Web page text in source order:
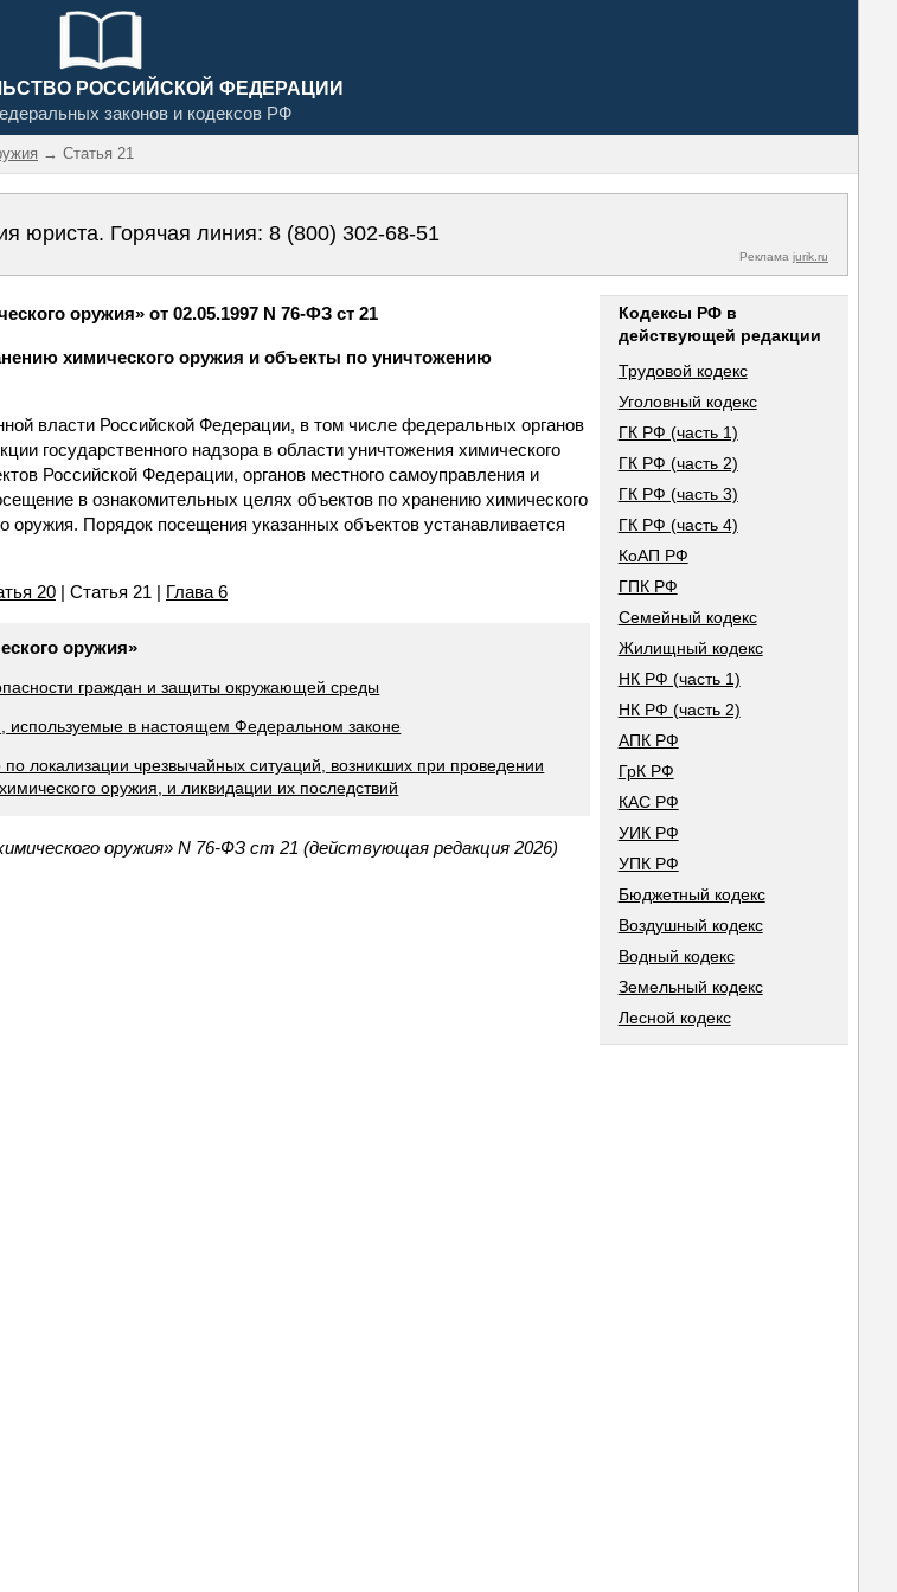
РОССИЙСКОЙ ФЕДЕРАЦИИ
законов и кодексов РФ
→ Статья 21
юриста. Горячая линия: 8 (800) 302-68-51
Реклама jurik.ru
оружия» от 02.05.1997 N 76-ФЗ ст 21
химического оружия и объекты по уничтожению
власти Российской Федерации, в том числе федеральных органов
государственного надзора в области уничтожения химического
Российской Федерации, органов местного самоуправления и
в ознакомительных целях объектов по хранению химического
оружия. Порядок посещения указанных объектов устанавливается
20| Статья 21 | Глава 6
оружия»
граждан и защиты окружающей среды
используемые в настоящем Федеральном законе
локализации чрезвычайных ситуаций, возникших при проведении
оружия, и ликвидации их последствий
оружия» N 76-ФЗ ст 21 (действующая редакция 2026)
Кодексы РФ в
действующей редакции
Трудовой кодекс
Уголовный кодекс
ГК РФ (часть 1)
ГК РФ (часть 2)
ГК РФ (часть 3)
ГК РФ (часть 4)
КоАП РФ
ГПК РФ
Семейный кодекс
Жилищный кодекс
НК РФ (часть 1)
НК РФ (часть 2)
АПК РФ
ГрК РФ
КАС РФ
УИК РФ
УПК РФ
Бюджетный кодекс
Воздушный кодекс
Водный кодекс
Земельный кодекс
Лесной кодекс